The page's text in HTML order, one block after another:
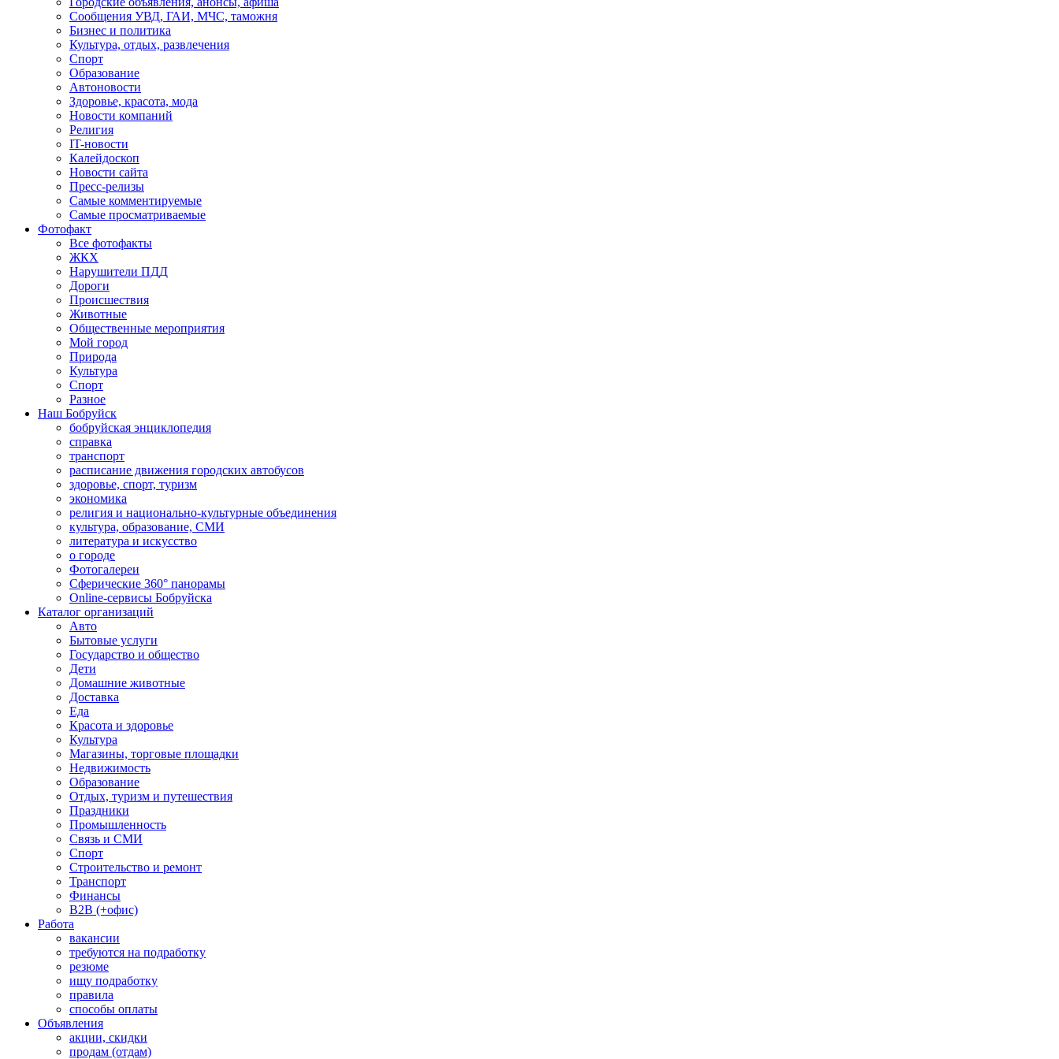
Сообщения УВД, ГАИ, МЧС, таможня
Бизнес и политика
Культура, отдых, развлечения
Спорт
Образование
Автоновости
Здоровье, красота, мода
Новости компаний
Религия
IT-новости
Калейдоскоп
Новости сайта
Пресс-релизы
Самые комментируемые
Самые просматриваемые
Фотофакт
Все фотофакты
ЖКХ
Нарушители ПДД
Дороги
Происшествия
Животные
Общественные мероприятия
Мой город
Природа
Культура
Спорт
Разное
Наш Бобруйск
бобруйская энциклопедия
справка
транспорт
расписание движения городских автобусов
здоровье, спорт, туризм
экономика
религия и национально-культурные объединения
культура, образование, СМИ
литература и искусство
о городе
Фотогалереи
Сферические 360° панорамы
Online-сервисы Бобруйска
Каталог организаций
Авто
Бытовые услуги
Государство и общество
Дети
Домашние животные
Доставка
Еда
Красота и здоровье
Культура
Магазины, торговые площадки
Недвижимость
Образование
Отдых, туризм и путешествия
Праздники
Промышленность
Связь и СМИ
Спорт
Строительство и ремонт
Транспорт
Финансы
B2B (+офис)
Работа
вакансии
требуются на подработку
резюме
ищу подработку
правила
способы оплаты
Объявления
акции, скидки
продам (отдам)